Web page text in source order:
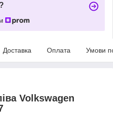
Доставка Оплата Умови
Volkswagen